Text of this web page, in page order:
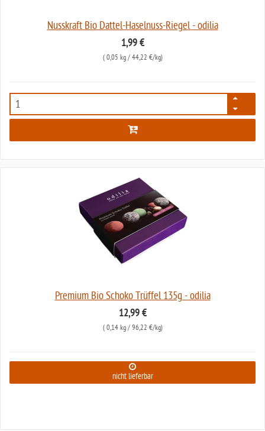
Nusskraft Bio Dattel-Haselnuss-Riegel - odilia
1,99 €
( 0,05 kg/ 44,22 €/kg)
7652
Premium Bio Schoko Trüffel 135g - odilia
12,99 €
( 0,14 kg/ 96,22 €/kg)
nicht lieferbar